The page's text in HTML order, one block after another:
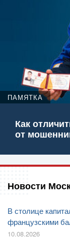
ПАМЯТКА
Как
от
Новости
В столице
французскими
10.08.2026